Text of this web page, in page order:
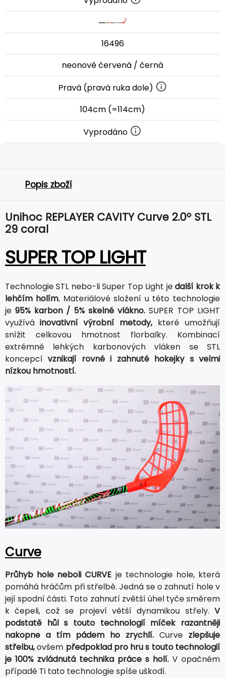
16496
neonově červená / černá
Pravá (pravá ruka dole)
104cm (=114cm)
Vyprodáno
Popis zboží
Unihoc REPLAYER CAVITY Curve 2.0º STL
29 coral
SUPER TOP LIGHT
Technologie STL nebo-li Super Top Light jedalší krok k
lehčím holím. Materiálové složení u této technologie
je 95% karbon / 5% skelné vlákno. SUPER TOP LIGHT
využívá inovativní výrobní metody,které umožňují
snížit celkovou hmotnost florbalky. Kombinací
extrémně lehkých karbonových vláken se STL
koncepcí vznikají rovné i zahnuté hokejky s velmi
nízkou hmotností.
Curve
Průhyb hole neboli CURVE je technologie hole, která
pomáhá hráčům při střelbě. Jedná se o zahnutí hole v
její spodní části. Toto zahnutí zvětší úhel tyče směrem
k čepeli, což se projeví větší dynamikou střely. V
podstatě hůl s touto technologií míček razantněji
nakopne a tím pádem ho zrychlí. Curve zlepšuje
střelbu,ovšem předpoklad pro hru s touto technologií
je 100% zvládnutá technika práce s holí. V opačném
případě Ti tato technologie spíše uškodí.